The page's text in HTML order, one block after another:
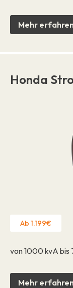
Mehr
Honda
Ab 1.199€
von 1000 kvA
Mehr